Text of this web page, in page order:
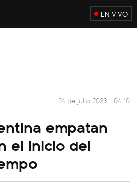
EN VIVO
24 de julio 2023 - 04:10
empatan
el inicio del